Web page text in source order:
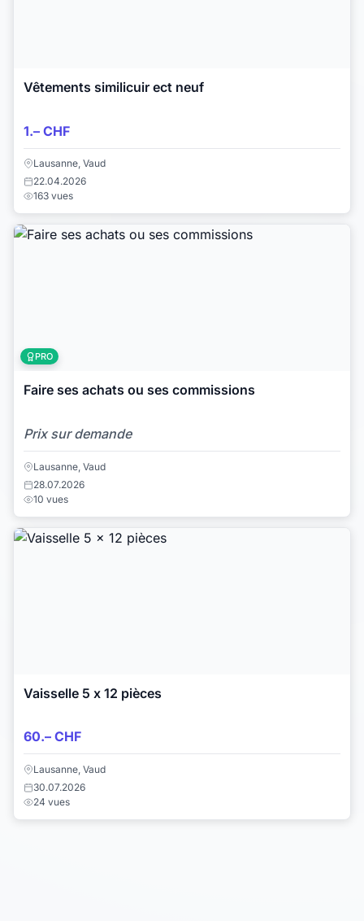
Vêtements similicuir ect neuf
1.– CHF
Lausanne, Vaud
22.04.2026
163 vues
PRO
Faire ses achats ou ses commissions
Prix sur demande
Lausanne, Vaud
28.07.2026
10 vues
Vaisselle 5 x 12 pièces
60.– CHF
Lausanne, Vaud
30.07.2026
24 vues